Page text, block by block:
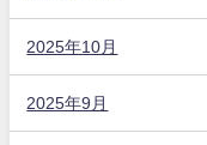
2025年10月
2025年9月